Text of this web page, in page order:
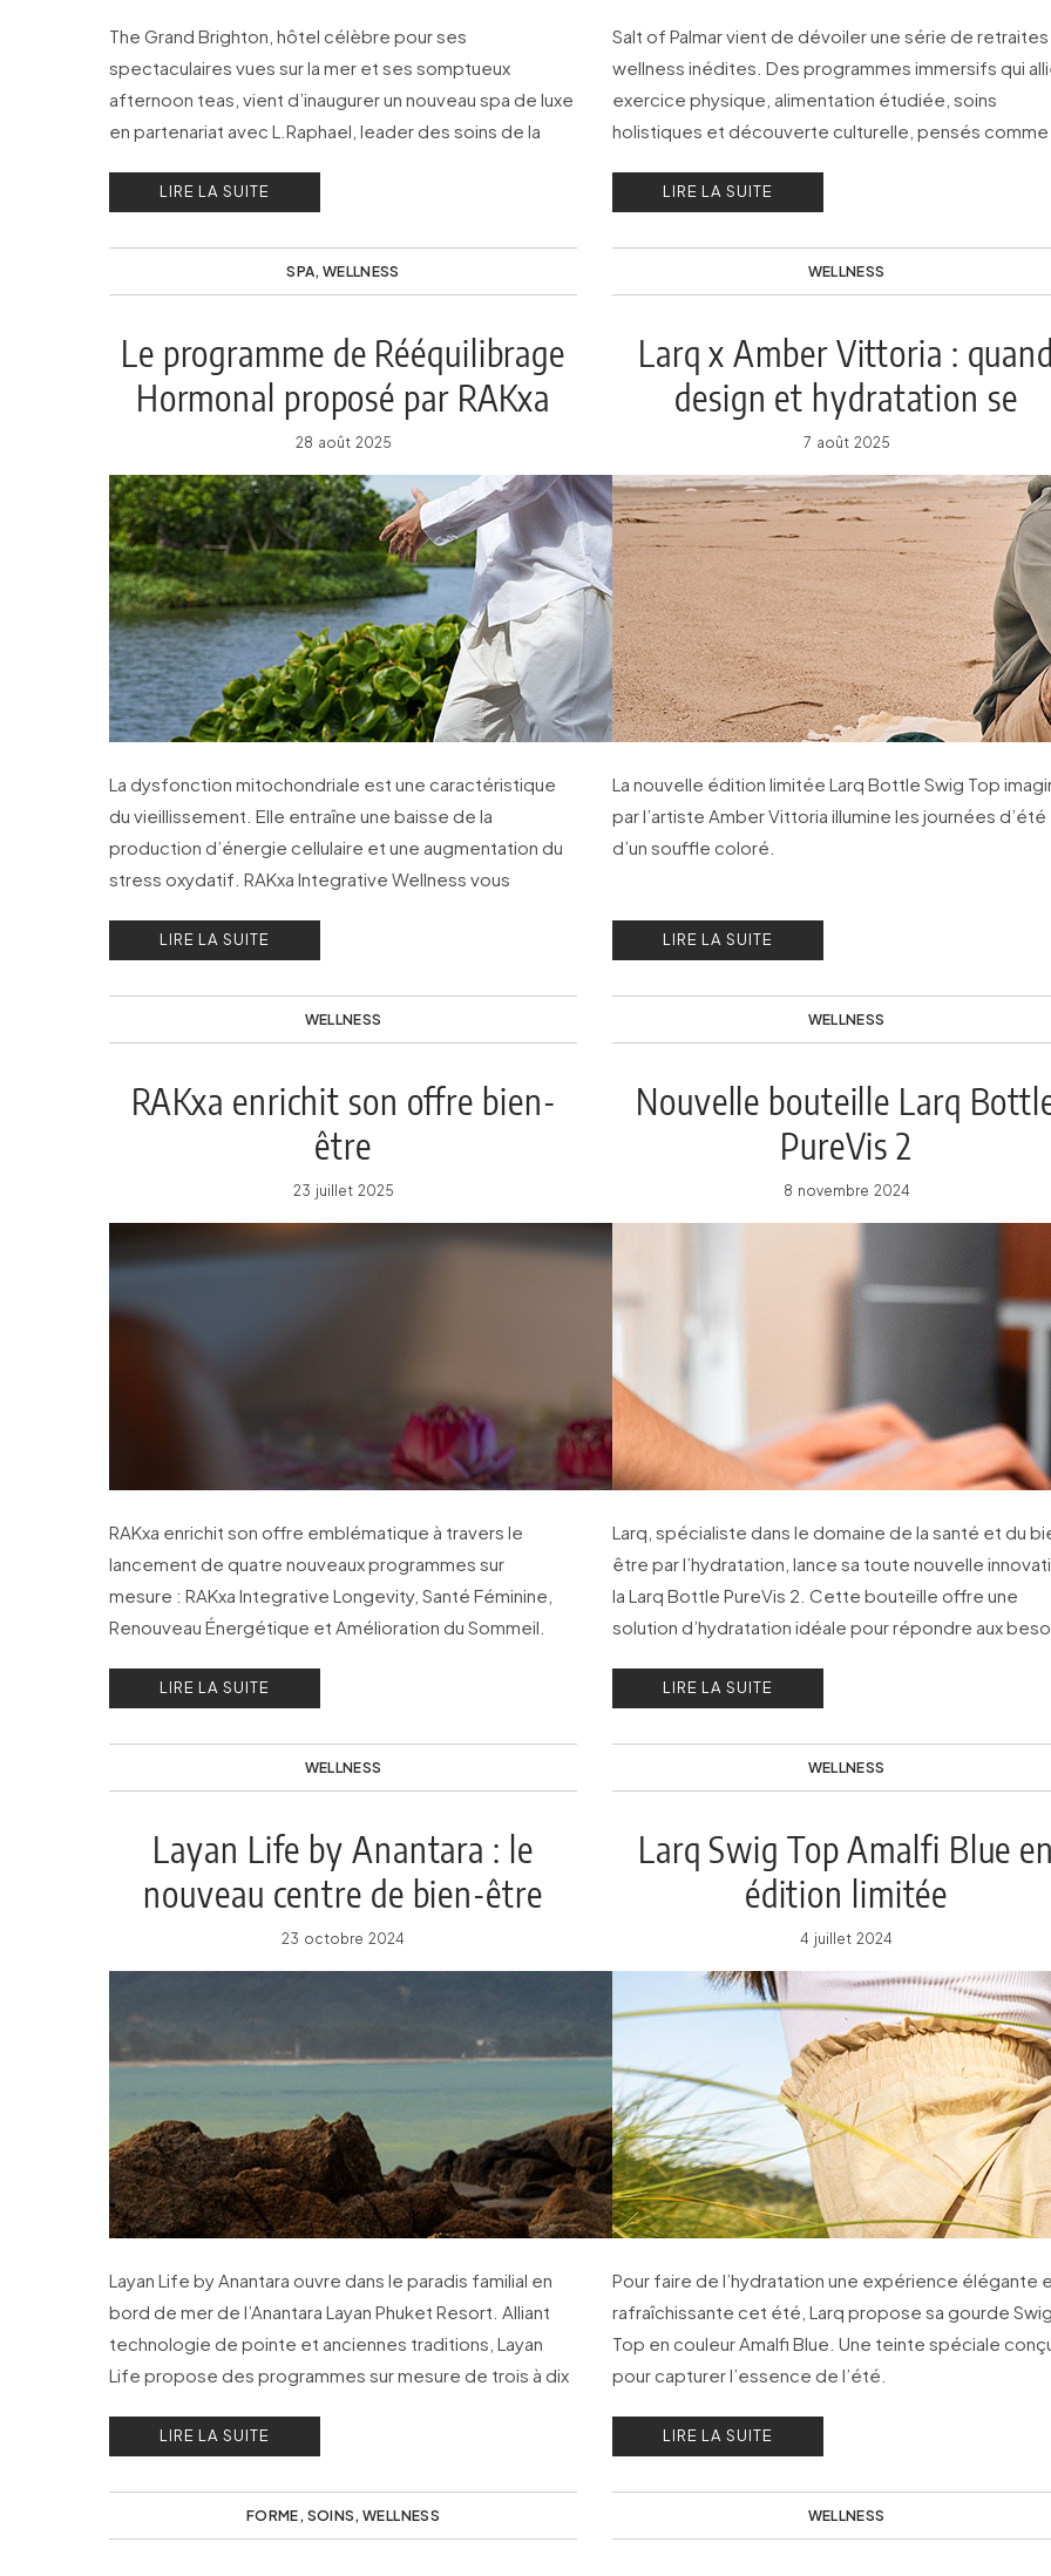
The Grand Brighton, hôtel célèbre pour ses
spectaculaires vues sur la mer et ses somptueux
afternoon teas, vient d’inaugurer un nouveau spa de luxe
en partenariat avec L.Raphael, leader des soins de la
LIRE LA SUITE
SPA, WELLNESS
Salt of Palmar vient de dévoiler une série de retraites
wellness inédites. Des programmes immersifs qui
exercice physique, alimentation étudiée, soins
holistiques et découverte culturelle, pensés comme
LIRE LA SUITE
WELLNESS
Le programme de Rééquilibrage
Hormonal proposé par RAKxa
Integrative Wellness
28 août 2025
La dysfonction mitochondriale est une caractéristique
du vieillissement. Elle entraîne une baisse de la
production d’énergie cellulaire et une augmentation du
stress oxydatif. RAKxa Integrative Wellness vous
LIRE LA SUITE
WELLNESS
Larq x Amber Vittoria :
design et hydratation se
rencontrent
7 août 2025
La nouvelle édition limitée Larq Bottle Swig Top
par l’artiste Amber Vittoria illumine les journées d’été
d’un souffle coloré.
LIRE LA SUITE
WELLNESS
RAKxa enrichit son offre bien-
être
23 juillet 2025
RAKxa enrichit son offre emblématique à travers le
lancement de quatre nouveaux programmes sur
mesure : RAKxa Integrative Longevity, Santé Féminine,
Renouveau Énergétique et Amélioration du Sommeil.
LIRE LA SUITE
WELLNESS
Nouvelle bouteille Larq
PureVis 2
8 novembre 2024
Larq, spécialiste dans le domaine de la santé et du
être par l’hydratation, lance sa toute nouvelle
la Larq Bottle PureVis 2. Cette bouteille offre une
solution d’hydratation idéale pour répondre aux
LIRE LA SUITE
WELLNESS
Layan Life by Anantara : le
nouveau centre de bien-être
révolutionnaire
23 octobre 2024
Layan Life by Anantara ouvre dans le paradis familial en
bord de mer de l’Anantara Layan Phuket Resort. Alliant
technologie de pointe et anciennes traditions, Layan
Life propose des programmes sur mesure de trois à dix
LIRE LA SUITE
FORME, SOINS,WELLNESS
Larq Swig Top Amalfi Blue
édition limitée
4 juillet 2024
Pour faire de l’hydratation une expérience élégante
rafraîchissante cet été, Larq propose sa gourde
Top en couleur Amalfi Blue. Une teinte spéciale
pour capturer l’essence de l’été.
LIRE LA SUITE
WELLNESS